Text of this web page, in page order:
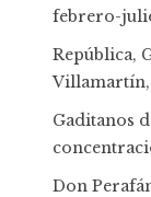
febrero-
República,
Villamartín,
Gaditanos
Don